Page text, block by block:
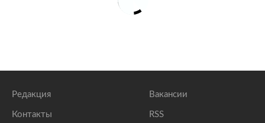
Редакция
Контакты
Вакансии
RSS